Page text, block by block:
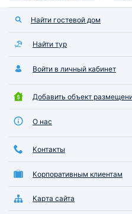
Найти гостевой дом
Найти тур
Войти в личный кабинет
Добавить объект
О нас
Контакты
Корпоративным клиентам
Карта сайта